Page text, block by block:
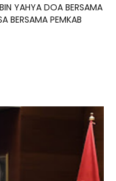
YAHYA DOA BERSAMA
BERSAMA PEMKAB